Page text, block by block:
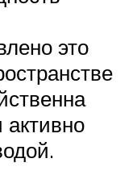
это
активно